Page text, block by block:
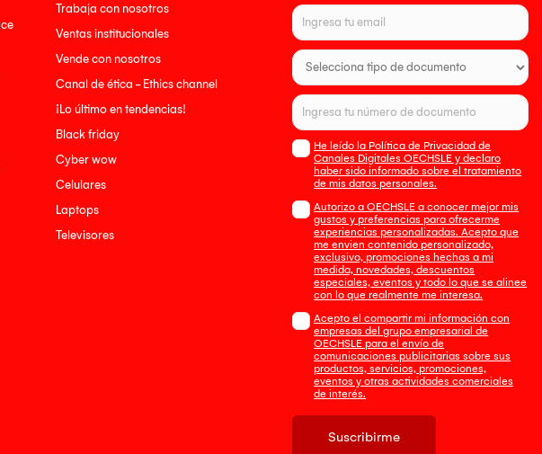
Trabaja con nosotros
Ventas institucionales
Vende con nosotros
Canal de ética - Ethics channel
¡Lo último en tendencias!
Black friday
Cyber wow
Celulares
Laptops
Televisores
He leído la Política de Privacidad de
Canales Digitales OECHSLE y declaro
haber sido informado sobre el tratamiento
de mis datos personales.
Autorizo a OECHSLE a conocer mejor mis
gustos y preferencias para ofrecerme
experiencias personalizadas. Acepto que
me envien contenido personalizado,
exclusivo, promociones hechas a mi
medida, novedades, descuentos
especiales, eventos y todo lo que se alinee
con lo que realmente me interesa.
Acepto el compartir mi información con
empresas del grupo empresarial de
OECHSLE para el envío de
comunicaciones publicitarias sobre sus
productos, servicios, promociones,
eventos y otras actividades comerciales
de interés.
Suscribirme